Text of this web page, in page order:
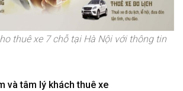
thuê xe 7 chỗ tại Hà Nội với thông tin
và tâm lý khách thuê xe